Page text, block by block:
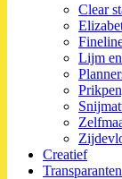
Clear
Lijm
Creatief
Transparanten